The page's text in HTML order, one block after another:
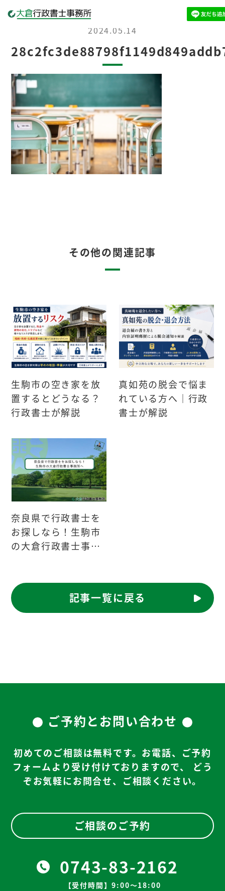
2024.05.14
その他の関連記事
生駒市の空き家を放
置するとどうなる？
行政書士が解説
真如苑の脱会で悩ま
れている方へ｜行政
書士が解説
奈良県で行政書士を
お探しなら！生駒市
の大倉行政書士事務
記事一覧に戻る
ご予約とお問い合わせ
初めてのご相談は無料です。お電話、ご予約
フォームより受け付けておりますので、
どう
ぞお気軽にお問合せ、ご相談ください。
ご相談のご予約
0743-83-2162
【受付時間】9:00～18:00